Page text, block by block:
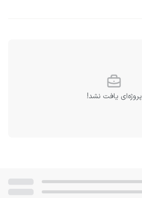
پروژه‌ای یافت نشد!